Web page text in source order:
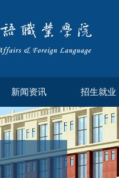
新闻资讯 招生就业